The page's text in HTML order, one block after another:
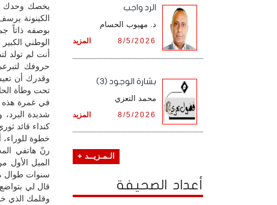
يخصك وحدك
الكينونة
بوصفه ذاتاً
الوطني
أنت لم تولد
حروفك
وقدرك أن
تحت وطأة
في غمرة هذه
شديدة
كنداء قائد
خطوة
رنّ هاتفي
الميل الأول
سنوات طوال
قال لي
وقلمك الذي
الرد واجب
د. مهيوب الحسام
المزيد 8/5/2026
بشارة الوجود (3)
محمد التعزي
المزيد 8/5/2026
الـمـزيــد +
أعداد الصحيفة